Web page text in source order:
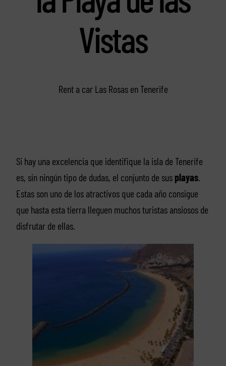
Vistas
Rent a car Las Rosas en Tenerife
Si hay una excelencia que identifique la isla de Tenerife
es, sin ningún tipo de dudas, el conjunto de sus playas.
Estas son uno de los atractivos que cada año consigue
que hasta esta tierra lleguen muchos turistas ansiosos de
disfrutar de ellas.